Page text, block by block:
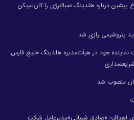
درباره هلدینگ صباانرژی را کان‌لم‌یکن
پتروشیمی رازی شد
خود در هیأت‌مدیره هلدینگ خلیج فارس
منصوب شد
اهداف؛ «صادق شیبانی»مدیرعامل شرکت